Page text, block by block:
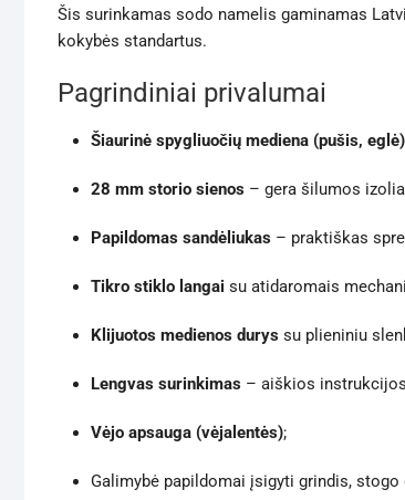
Šis surinkamas sodo namelis gaminamas
kokybės standartus.
Pagrindiniai privalumai
Šiaurinė spygliuočių mediena (pušis, eglė)
28 mm storio sienos – gera šilumos
Papildomas sandėliukas – praktiškas
Tikro stiklo langai su atidaromais
Klijuotos medienos durys su plieniniu
Lengvas surinkimas – aiškios
Vėjo apsauga (vėjalentės);
Galimybė papildomai įsigyti grindis,